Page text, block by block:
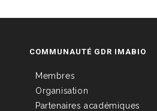
COMMUNAUTÉ GDR IMABIO
Membres
Organisation
Partenaires académiques